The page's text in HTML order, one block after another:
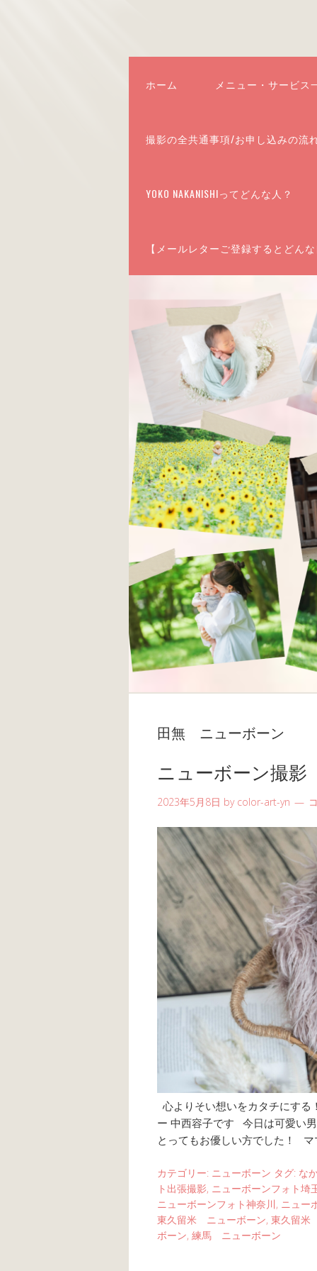
ホーム メニュー・サービス
撮影の全共通事項/お申し込みの流
YOKO NAKANISHIってどんな人？
【メールレターご登録するとどん
田無 ニューボーン
ニューボーン撮
2023年5月8日 by color-art-yn
心よりそい想いをカタチにす
ー 中西容子です 今日は可愛い
とってもお優しい方でした！
カテゴリー: ニューボーン タグ: な
ト出張撮影, ニューボーンフォト埼
ニューボーンフォト神奈川, ニュー
東久留米 ニューボーン, 東久留米
ボーン, 練馬 ニューボーン